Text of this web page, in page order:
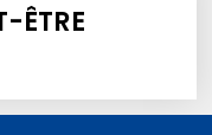
ÊTRE